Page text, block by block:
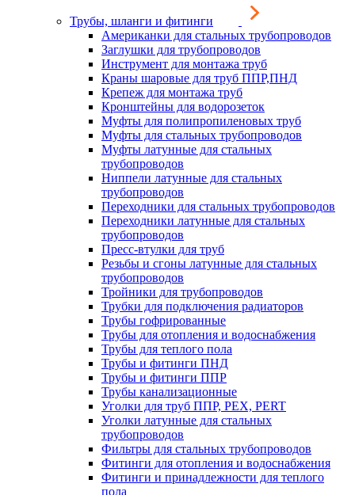
Трубы, шланги и фитинги
Американки для стальных трубопроводов
Заглушки для трубопроводов
Инструмент для монтажа труб
Краны шаровые для труб ППР,ПНД
Крепеж для монтажа труб
Кронштейны для водорозеток
Муфты для полипропиленовых труб
Муфты для стальных трубопроводов
Муфты латунные для стальных
трубопроводов
Ниппели латунные для стальных
трубопроводов
Переходники для стальных трубопроводов
Переходники латунные для стальных
трубопроводов
Пресс-втулки для труб
Резьбы и сгоны латунные для стальных
трубопроводов
Тройники для трубопроводов
Трубки для подключения радиаторов
Трубы гофрированные
Трубы для отопления и водоснабжения
Трубы для теплого пола
Трубы и фитинги ПНД
Трубы и фитинги ППР
Трубы канализационные
Уголки для труб ППР, PEX, PERT
Уголки латунные для стальных
трубопроводов
Фильтры для стальных трубопроводов
Фитинги для отопления и водоснабжения
Фитинги и принадлежности для теплого
пола